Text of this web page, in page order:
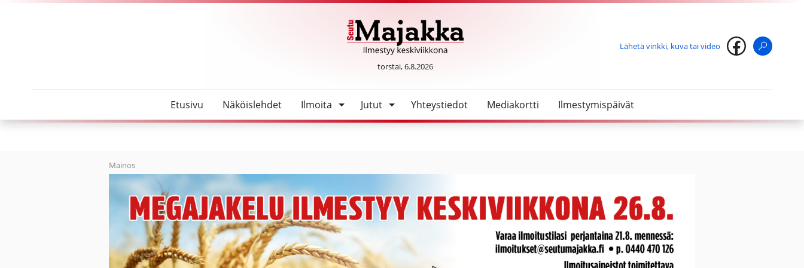
SeutuMajakka
torstai, 6.8.2026
Lähetä vinkki, kuva tai video
Etusivu Näköislehdet Ilmoita Jutut Yhteystiedot Mediakortti Ilmestymispäivät
Mainos